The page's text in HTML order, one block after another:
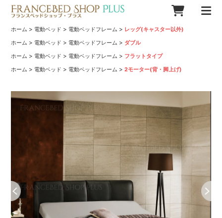
ホーム > 電動ベッド > 電動ベッドフレーム > レッグ(キャスター以外)
ホーム > 電動ベッド > 電動ベッドフレーム > ダブル
ホーム > 電動ベッド > 電動ベッドフレーム > フラットタイプ
ホーム > 電動ベッド > 電動ベッドフレーム >2モーター(背・脚上げ)